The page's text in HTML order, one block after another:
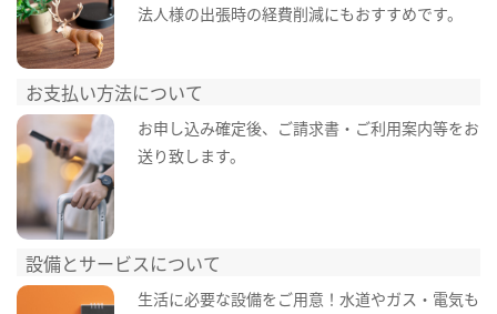
法人様の出張時の経費削減にもおすすめです。
お支払い方法について
お申し込み確定後、ご請求書・ご利用案内等をお
送り致します。
設備とサービスについて
生活に必要な設備をご用意！水道やガス・電気も